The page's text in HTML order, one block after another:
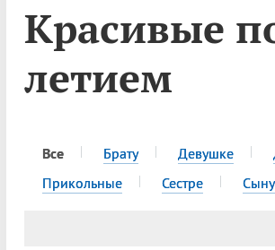
Красивые
летием
Все Брату Девушке
Прикольные
Сестре Сыну